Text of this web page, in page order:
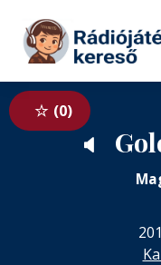
Tovább a tartalomhoz
0
🔈